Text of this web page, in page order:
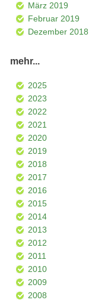
März 2019
Februar 2019
Dezember 2018
mehr...
2025
2023
2022
2021
2020
2019
2018
2017
2016
2015
2014
2013
2012
2011
2010
2009
2008